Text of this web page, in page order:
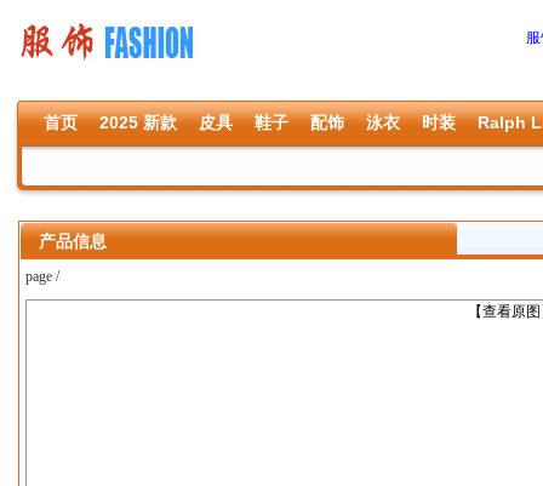
首页 2025 新款 皮具 鞋子 配饰 泳衣 时装 Ralph
产品信息
page /
【查看原
上一张